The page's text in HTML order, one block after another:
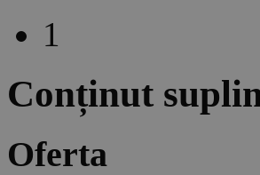
1
Conținut
Oferta